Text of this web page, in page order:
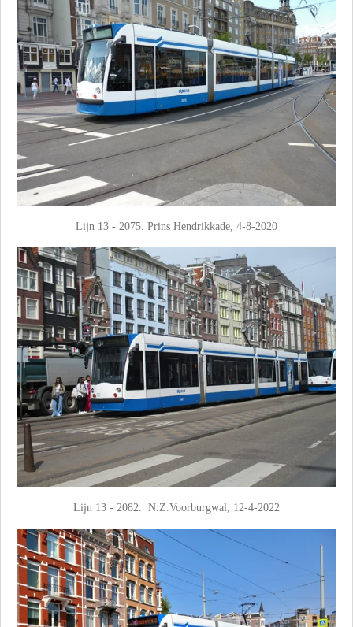
Lijn 13 - 2075. Prins Hendrikkade, 4-8-2020
Lijn 13 - 2082. N.Z.Voorburgwal, 12-4-2022